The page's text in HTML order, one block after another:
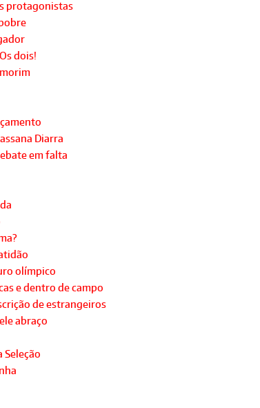
protagonistas
dois!
Diarra
em falta
olímpico
e dentro de campo
de estrangeiros
abraço
Seleção